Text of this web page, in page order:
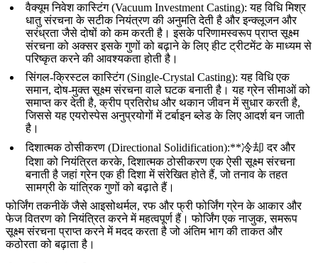
वैक्यूम निवेश कास्टिंग (Vacuum Investment Casting): यह विधि मिश्र
धातु संरचना के सटीक नियंत्रण की अनुमति देती है और इन्क्लूजन और
सरंध्रता जैसे दोषों को कम करती है। इसके परिणामस्वरूप प्राप्त सूक्ष्म
संरचना को अक्सर इसके गुणों को बढ़ाने के लिएहीट ट्रीटमेंटके माध्यम से
परिष्कृत करने की आवश्यकता होती है।
सिंगल-क्रिस्टल कास्टिंग (Single-Crystal Casting): यह विधि एक
समान, दोष-मुक्त सूक्ष्म संरचना वाले घटक बनाती है। यह ग्रेन सीमाओं को
समाप्त कर देती है, क्रीप प्रतिरोध और थकान जीवन में सुधार करती है,
जिससे यह एयरोस्पेस अनुप्रयोगों में टर्बाइन ब्लेड के लिए आदर्श बन जाती
है।
दिशात्मक ठोसीकरण (Directional Solidification):**冷却 दर और
दिशा को नियंत्रित करके, दिशात्मक ठोसीकरण एक ऐसी सूक्ष्म संरचना
बनाती है जहां ग्रेन एक ही दिशा में संरेखित होते हैं, जो तनाव के तहत
सामग्री के यांत्रिक गुणों को बढ़ाते हैं।
फोर्जिंग तकनीकेंजैसे आइसोथर्मल, रफ और फ्री फोर्जिंग ग्रेन के आकार और
फेज वितरण को नियंत्रित करने में महत्वपूर्ण हैं। फोर्जिंग एक नाजुक, समरूप
सूक्ष्म संरचना प्राप्त करने में मदद करता है जो अंतिम भाग की ताकत और
कठोरता को बढ़ाता है।